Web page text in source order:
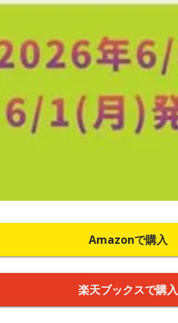
Amazonで購入
楽天ブックスで購入